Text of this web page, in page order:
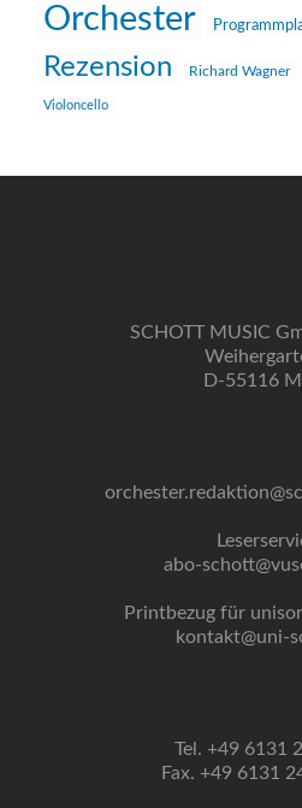
Orchester
Rezension Richard Wagner
Violoncello
SCHOTT MUSIC
D-55116
abo-
Printbezug für
kontakt@uni-
Tel. +49 6131
Fax. +49 6131